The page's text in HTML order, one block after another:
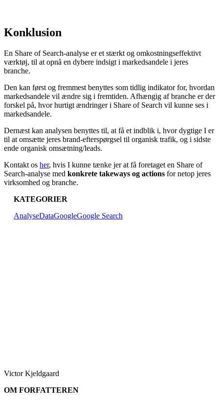
Konklusion
En Share of Search-analyse er et stærkt og omkostningseffektivt
værktøj, til at opnå en dybere indsigt i markedsandele i jeres
branche.
Den kan først og fremmest benyttes som tidlig indikator for, hvordan
markedsandele vil ændre sig i fremtiden. Afhængig af branche er der
forskel på, hvor hurtigt ændringer i Share of Search vil kunne ses i
markedsandele.
Dernæst kan analysen benyttes til, at få et indblik i, hvor dygtige I er
til at omsætte jeres brand-efterspørgsel til organisk trafik, og i sidste
ende organisk omsætning/leads.
Kontakt os her, hvis I kunne tænke jer at få foretaget en Share of
Search-analyse med konkrete takeways og actions for netop jeres
virksomhed og branche.
KATEGORIER
AnalyseDataGoogleGoogle Search
Victor Kjeldgaard
OM FORFATTEREN